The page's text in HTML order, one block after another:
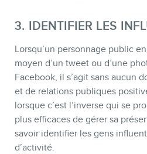
3. IDENTIFIER LES
Lorsqu’un personnage public
moyen d’un tweet ou d’une
Facebook, il s’agit sans aucun
et de relations publiques
lorsque c’est l’inverse qui se
plus efficaces de gérer sa
savoir identifier les gens
d’activité.